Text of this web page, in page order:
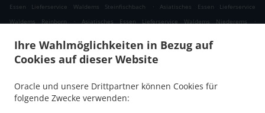
Ihre Wahlmöglichkeiten in Bezug auf
Cookies auf dieser Website
Oracle und unsere Drittpartner können Cookies für
folgende Zwecke verwenden:
Essen Lieferservice Waldems Steinfischbach
.
Asiatisches Essen Lieferservice
Waldems Reinborn
. Asiatisches Essen Lieferservice Waldems Niederems
.
Taunusstein Eschenhahn
. Asiatisches Essen Lieferservice Taunusstein Neuhof
Asiatisches Essen Lieferservice Taunusstein Maisel
Asiatisches Essen Lieferservice Taunusstein Hambach